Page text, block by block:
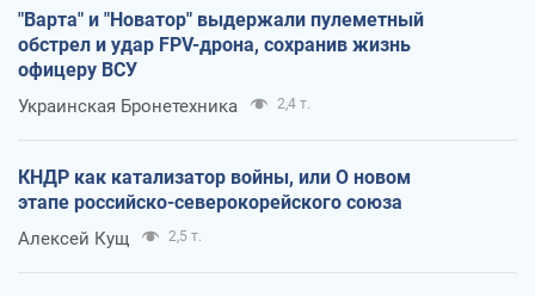
"Варта" и "Новатор" выдержали пулеметный
обстрел и удар FPV-дрона, сохранив жизнь
офицеру ВСУ
Украинская Бронетехника 2,4 т.
КНДР как катализатор войны, или О новом
этапе российско-северокорейского союза
Алексей Кущ 2,5 т.